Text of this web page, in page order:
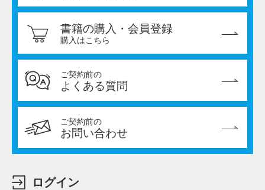
書籍の購入・会員登録
購入はこちら
ご契約前の
よくある質問
ご契約前の
お問い合わせ
ログイン